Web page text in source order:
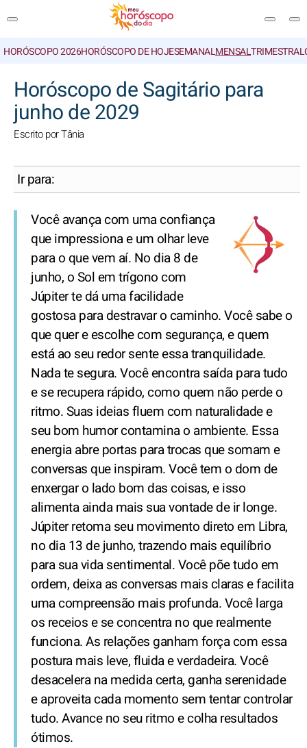
HORÓSCOPO 2026HORÓSCOPO DE HOJESEMANALMENSALTRIMESTRAL
Horóscopo de Sagitário para
junho de 2029
Escrito por Tânia
Ir para:
Você avança com uma confiança
que impressiona e um olhar leve
para o que vem aí. No dia 8 de
junho, o Sol em trígono com
Júpiter te dá uma facilidade
gostosa para destravar o caminho. Você sabe o
que quer e escolhe com segurança, e quem
está ao seu redor sente essa tranquilidade.
Nada te segura. Você encontra saída para tudo
e se recupera rápido, como quem não perde o
ritmo. Suas ideias fluem com naturalidade e
seu bom humor contamina o ambiente. Essa
energia abre portas para trocas que somam e
conversas que inspiram. Você tem o dom de
enxergar o lado bom das coisas, e isso
alimenta ainda mais sua vontade de ir longe.
Júpiter retoma seu movimento direto em Libra,
no dia 13 de junho, trazendo mais equilíbrio
para sua vida sentimental. Você põe tudo em
ordem, deixa as conversas mais claras e facilita
uma compreensão mais profunda. Você larga
os receios e se concentra no que realmente
funciona. As relações ganham força com essa
postura mais leve, fluida e verdadeira. Você
desacelera na medida certa, ganha serenidade
e aproveita cada momento sem tentar controlar
tudo. Avance no seu ritmo e colha resultados
ótimos.